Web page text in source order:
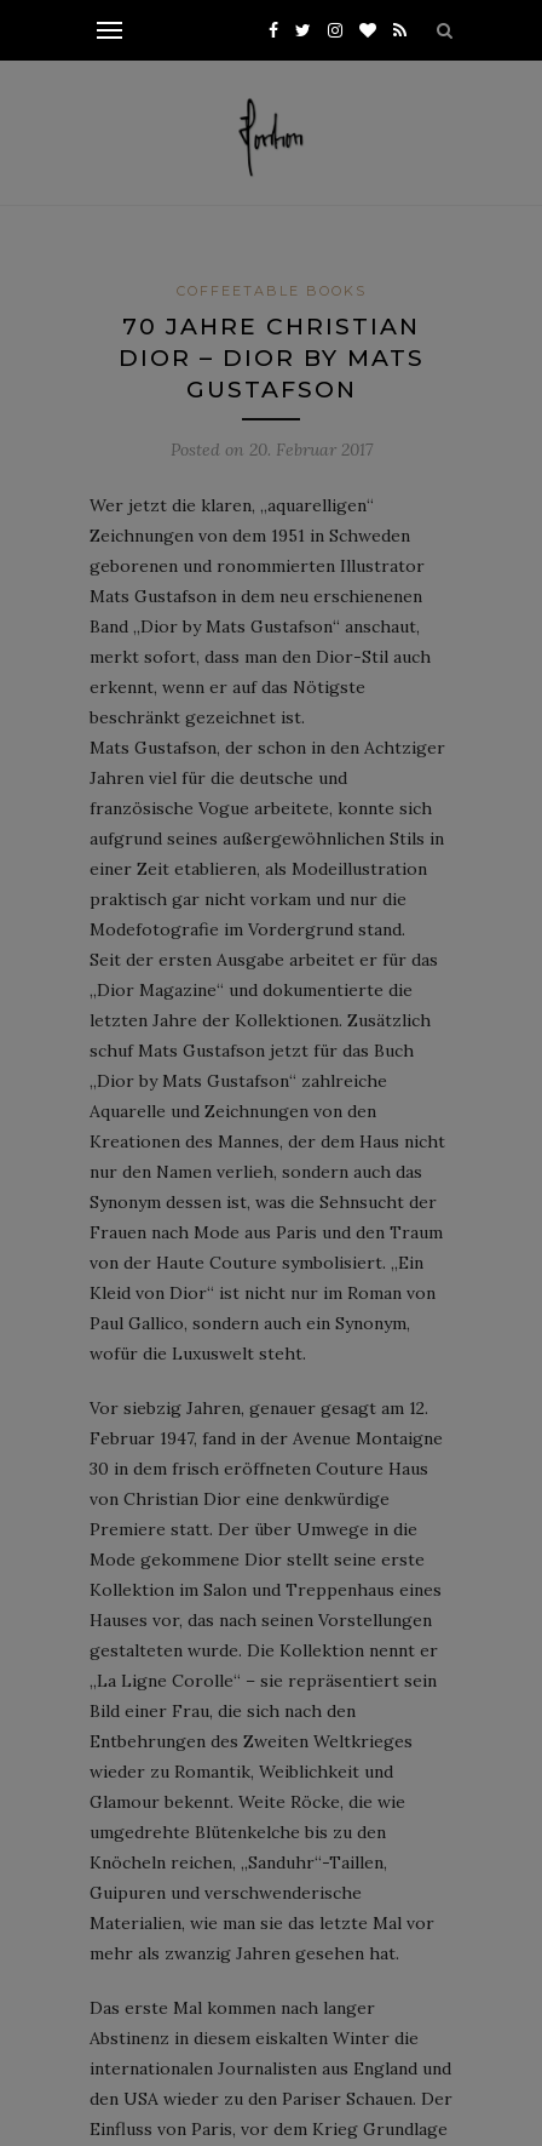
COFFEETABLE BOOKS
70 JAHRE CHRISTIAN
DIOR – DIOR BY MATS
GUSTAFSON
Posted on 20. Februar 2017
Wer jetzt die klaren, „aquarelligen“
Zeichnungen von dem 1951 in Schweden
geborenen und ronommierten Illustrator
Mats Gustafson in dem neu erschienenen
Band „Dior by Mats Gustafson“ anschaut,
merkt sofort, dass man den Dior-Stil auch
erkennt, wenn er auf das Nötigste
beschränkt gezeichnet ist.
Mats Gustafson, der schon in den Achtziger
Jahren viel für die deutsche und
französische Vogue arbeitete, konnte sich
aufgrund seines außergewöhnlichen Stils in
einer Zeit etablieren, als Modeillustration
praktisch gar nicht vorkam und nur die
Modefotografie im Vordergrund stand.
Seit der ersten Ausgabe arbeitet er für das
„Dior Magazine“ und dokumentierte die
letzten Jahre der Kollektionen. Zusätzlich
schuf Mats Gustafson jetzt für das Buch
„Dior by Mats Gustafson“ zahlreiche
Aquarelle und Zeichnungen von den
Kreationen des Mannes, der dem Haus nicht
nur den Namen verlieh, sondern auch das
Synonym dessen ist, was die Sehnsucht der
Frauen nach Mode aus Paris und den Traum
von der Haute Couture symbolisiert. „Ein
Kleid von Dior“ ist nicht nur im Roman von
Paul Gallico, sondern auch ein Synonym,
wofür die Luxuswelt steht.
Vor siebzig Jahren, genauer gesagt am 12.
Februar 1947, fand in der Avenue Montaigne
30 in dem frisch eröffneten Couture Haus
von Christian Dior eine denkwürdige
Premiere statt. Der über Umwege in die
Mode gekommene Dior stellt seine erste
Kollektion im Salon und Treppenhaus eines
Hauses vor, das nach seinen Vorstellungen
gestalteten wurde. Die Kollektion nennt er
„La Ligne Corolle“ – sie repräsentiert sein
Bild einer Frau, die sich nach den
Entbehrungen des Zweiten Weltkrieges
wieder zu Romantik, Weiblichkeit und
Glamour bekennt. Weite Röcke, die wie
umgedrehte Blütenkelche bis zu den
Knöcheln reichen, „Sanduhr“-Taillen,
Guipuren und verschwenderische
Materialien, wie man sie das letzte Mal vor
mehr als zwanzig Jahren gesehen hat.
Das erste Mal kommen nach langer
Abstinenz in diesem eiskalten Winter die
internationalen Journalisten aus England und
den USA wieder zu den Pariser Schauen. Der
Einfluss von Paris, vor dem Krieg Grundlage